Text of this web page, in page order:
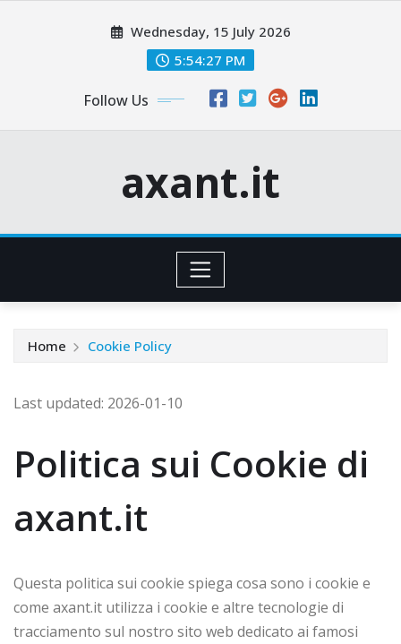
Wednesday, 15 July 2026
5:54:27 PM
Follow Us
axant.it
Home Cookie Policy
Last updated: 2026-01-10
Politica sui Cookie di
axant.it
Questa politica sui cookie spiega cosa sono i cookie e
come axant.it utilizza i cookie e altre tecnologie di
tracciamento sul nostro sito web dedicato ai famosi